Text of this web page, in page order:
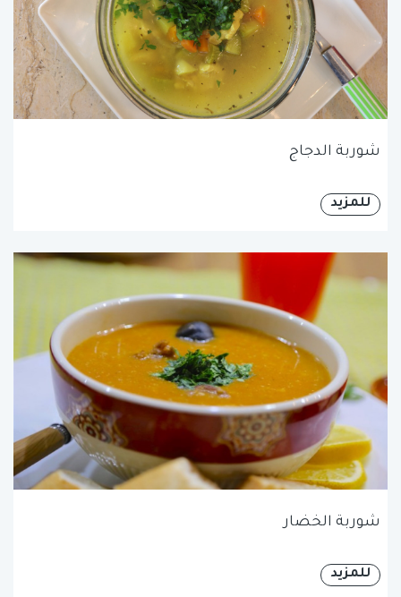
شوربة الدجاج
للمزيد
شوربة الخضار
للمزيد